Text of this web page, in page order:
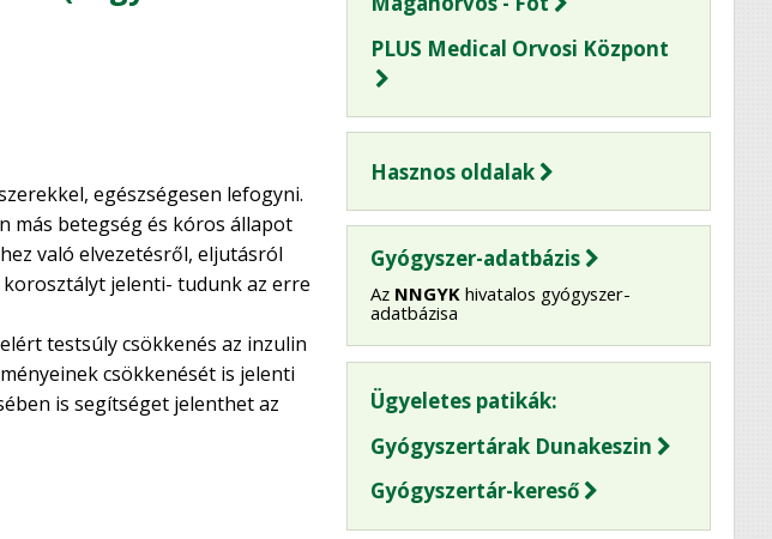
egészségesen lefogyni.
más betegség és kóros állapot
való elvezetésről, eljutásról
jelenti- tudunk az erre
testsúly csökkenés az inzulin
csökkenését is jelenti
is segítséget jelenthet az
PLUS Medical Orvosi Központ
Hasznos oldalak
Gyógyszer-adatbázis
Az NNGYKhivatalos gyógyszer-
adatbázisa
Ügyeletes patikák:
Gyógyszertárak Dunakeszin
Gyógyszertár-kereső